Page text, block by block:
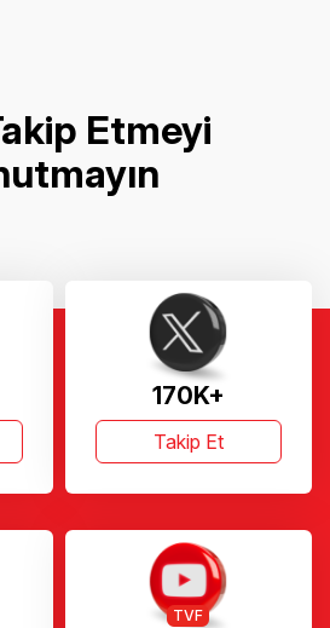
Etmeyi
170K+
Takip Et
TVF